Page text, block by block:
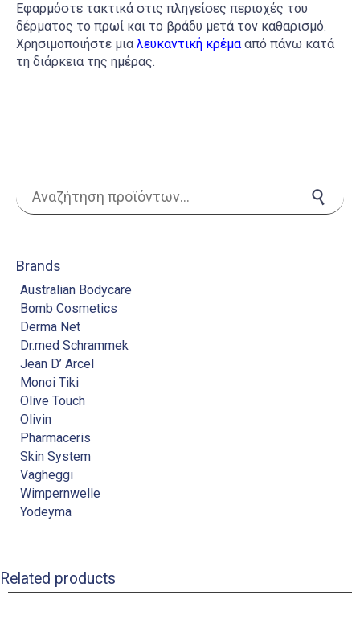
Εφαρμόστε τακτικά στις πληγείσες περιοχές του
δέρματος το πρωί και το βράδυ μετά τον καθαρισμό.
Χρησιμοποιήστε μια λευκαντική κρέμααπό πάνω κατά
τη διάρκεια της ημέρας.
Brands
Australian Bodycare
Bomb Cosmetics
Derma Net
Dr.med Schrammek
Jean D’ Arcel
Monoi Tiki
Olive Touch
Olivin
Pharmaceris
Skin System
Vagheggi
Wimpernwelle
Yodeyma
Related products